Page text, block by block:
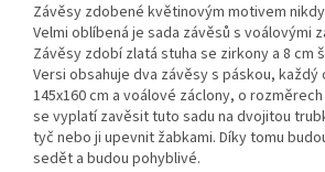
Závěsy zdobené květinovým motivem
Velmi oblíbená je sada závěsů s voálovými
Závěsy zdobí zlatá stuha se zirkony a 8 cm
Versi obsahuje dva závěsy s páskou, každý
145x160 cm a voálové záclony, o
se vyplatí zavěsit tuto sadu na dvojitou
tyč nebo ji upevnit žabkami. Díky tomu
sedět a budou pohyblivé.